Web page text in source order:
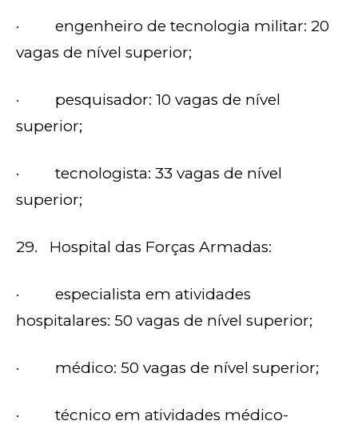
· engenheiro de tecnologia militar: 20
vagas de nível superior;
· pesquisador: 10 vagas de nível
superior;
· tecnologista: 33 vagas de nível
superior;
29. Hospital das Forças Armadas:
· especialista em atividades
hospitalares: 50 vagas de nível superior;
· médico: 50 vagas de nível superior;
· técnico em atividades médico-